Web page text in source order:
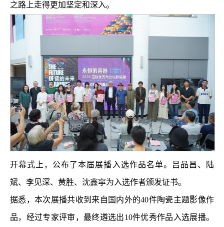
之路上走得更加坚定和深入。
开幕式上，公布了本届展播入选作品名单。吕品昌、陆
斌、李见深、黄胜、沈鑫寜为入选作者颁发证书。
据悉，本次展播共收到来自国内外的40件陶瓷主题影像作
品，经过专家评审，最终遴选出10件优秀作品入选展播。